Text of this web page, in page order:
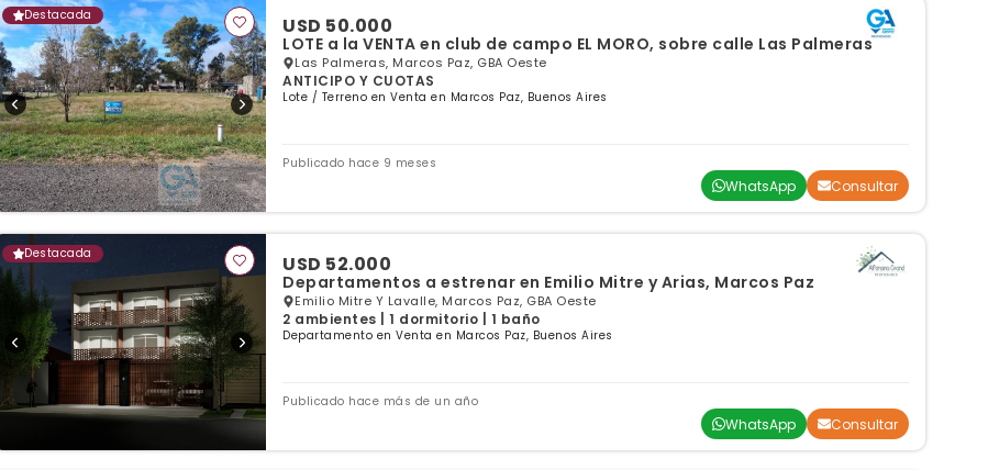
Destacada USD 50.000
LOTE a la VENTA en club de campo EL MORO, sobre calle Las Palmeras
Las Palmeras, Marcos Paz, GBA Oeste
ANTICIPO Y CUOTAS
Lote / Terreno en Venta en Marcos Paz, Buenos Aires
Publicado hace 9 meses
WhatsApp Consultar
Destacada USD 52.000
Departamentos a estrenar en Emilio Mitre y Arias, Marcos Paz
Emilio Mitre Y Lavalle, Marcos Paz, GBA Oeste
2 ambientes | 1 dormitorio | 1 baño
Departamento en Venta en Marcos Paz, Buenos Aires
Publicado hace más de un año
WhatsApp Consultar